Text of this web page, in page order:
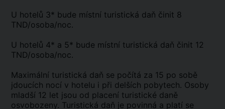
U hotelů 3* bude místní turistická daň činit 8
TND/osoba/noc.
U hotelů 4* a 5* bude místní turistická daň činit 12
TND/osoba/noc.
Maximální turistická daň se počítá za 15 po sobě
jdoucích nocí v hotelu i při delších pobytech. Osoby
mladší 12 let jsou od placení turistické daně
osvobozeny. Turistická daň je povinná a platí se